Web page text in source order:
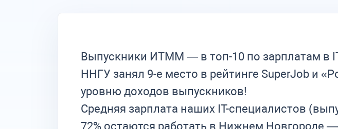
Выпускники ИТММ — в топ-10 по зарплатам в
ННГУ занял 9-е место в рейтинге SuperJob и
уровню доходов выпускников!
Средняя зарплата наших IT-специалистов
72% остаются работать в Нижнем Новгороде